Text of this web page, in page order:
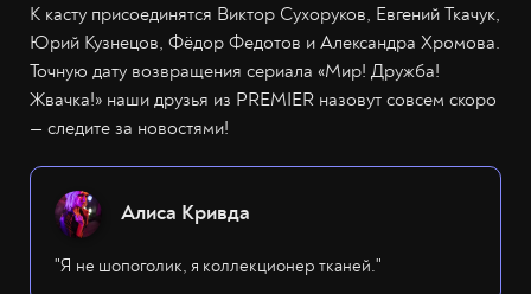
К касту присоединятся Виктор Сухоруков, Евгений Ткачук,
Юрий Кузнецов, Фёдор Федотов и Александра Хромова.
Точную дату возвращения сериала «Мир! Дружба!
Жвачка!» наши друзья из PREMIER назовут совсем скоро
— следите за новостями!
Алиса Кривда
"Я не шопоголик, я коллекционер тканей."